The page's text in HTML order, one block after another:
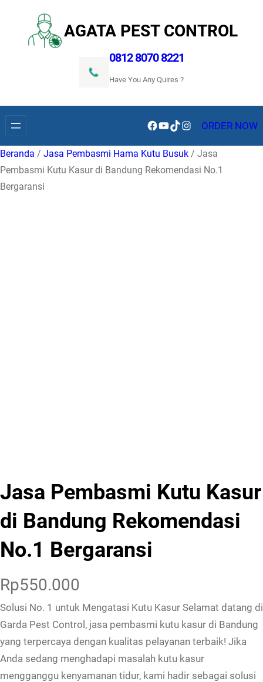
konten
AGATA PEST CONTROL
0812 8070 8221
Have You Any Quires ?
Facebook
YouTube
TikTokInstagramORDER NOW
Beranda / Jasa Pembasmi Hama Kutu Busuk / Jasa
Pembasmi Kutu Kasur di Bandung Rekomendasi No.1
Bergaransi
Jasa Pembasmi Kutu Kasur
di Bandung Rekomendasi
No.1 Bergaransi
Rp550.000
Solusi No. 1 untuk Mengatasi Kutu Kasur Selamat datang di
Garda Pest Control, jasa pembasmi kutu kasur di Bandung
yang terpercaya dengan kualitas pelayanan terbaik! Jika
Anda sedang menghadapi masalah kutu kasur
mengganggu kenyamanan tidur, kami hadir sebagai solusi